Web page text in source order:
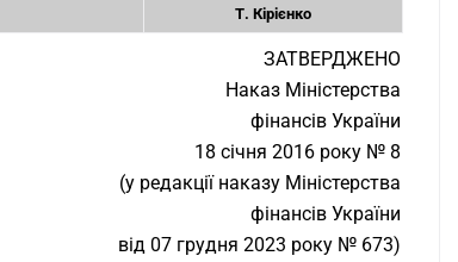
Т. Кірієнко
ЗАТВЕРДЖЕНО
Наказ Міністерства
фінансів України
18 січня 2016 року № 8
(у редакції наказу Міністерства
фінансів України
від 07 грудня 2023 року № 673)